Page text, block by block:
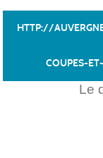
HTTP://
COUPES-
Le